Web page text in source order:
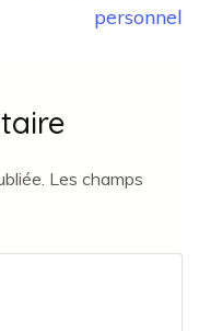
personnel
Les champs